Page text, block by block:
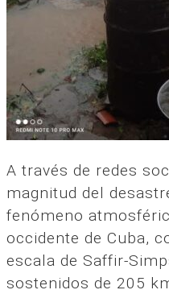
A través de redes
magnitud del
fenómeno
occidente de Cuba,
escala de Saffir-
sostenidos de 205